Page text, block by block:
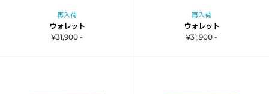
再入荷
ウォレット
¥31,900 -
再入荷
ウォレット
¥31,900 -